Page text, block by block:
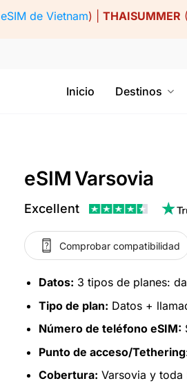
eSIM de Vietnam) | THAISUMMER
Inicio Destinos
eSIM Varsovia
Excellent
Comprobar compatibilidad
Datos: 3 tipos de planes:
Tipo de plan: Datos +
Número de teléfono eSIM:
Punto de acceso/Tethering
Cobertura: Varsovia y toda